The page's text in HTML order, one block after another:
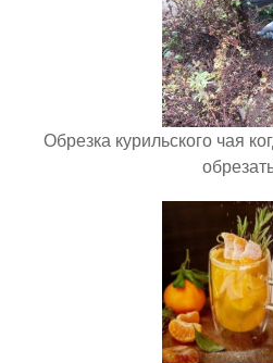
Обрезка курильского чая